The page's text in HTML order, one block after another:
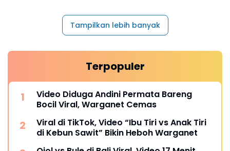
Tampilkan lebih banyak
Terpopuler
Video Diduga Andini Permata Bareng
Bocil Viral, Warganet Cemas
Viral di TikTok, Video “Ibu Tiri vs Anak Tiri
di Kebun Sawit” Bikin Heboh Warganet